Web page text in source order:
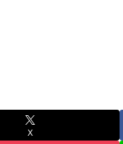
X